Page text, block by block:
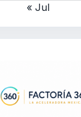
« Jul